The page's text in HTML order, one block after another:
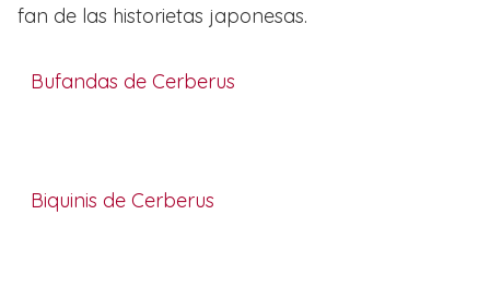
fan de las historietas japonesas.
Bufandas de Cerberus
Biquinis de Cerberus